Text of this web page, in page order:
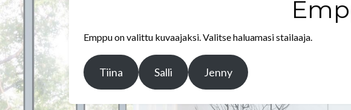
Emppu on valittu kuvaajaksi. Valitse haluamasi stailaaja.
Tiina Salli Jenny